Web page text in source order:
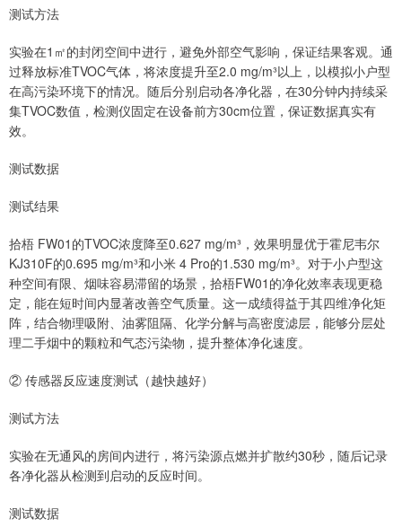
测试方法
实验在1㎡的封闭空间中进行，避免外部空气影响，保证结果客观。通
过释放标准TVOC气体，将浓度提升至2.0 mg/m³以上，以模拟小户型
在高污染环境下的情况。随后分别启动各净化器，在30分钟内持续采
集TVOC数值，检测仪固定在设备前方30cm位置，保证数据真实有
效。
测试数据
测试结果
拾梧 FW01的TVOC浓度降至0.627 mg/m³，效果明显优于霍尼韦尔
KJ310F的0.695 mg/m³和小米 4 Pro的1.530 mg/m³。对于小户型这
种空间有限、烟味容易滞留的场景，拾梧FW01的净化效率表现更稳
定，能在短时间内显著改善空气质量。这一成绩得益于其四维净化矩
阵，结合物理吸附、油雾阻隔、化学分解与高密度滤层，能够分层处
理二手烟中的颗粒和气态污染物，提升整体净化速度。
② 传感器反应速度测试（越快越好）
测试方法
实验在无通风的房间内进行，将污染源点燃并扩散约30秒，随后记录
各净化器从检测到启动的反应时间。
测试数据